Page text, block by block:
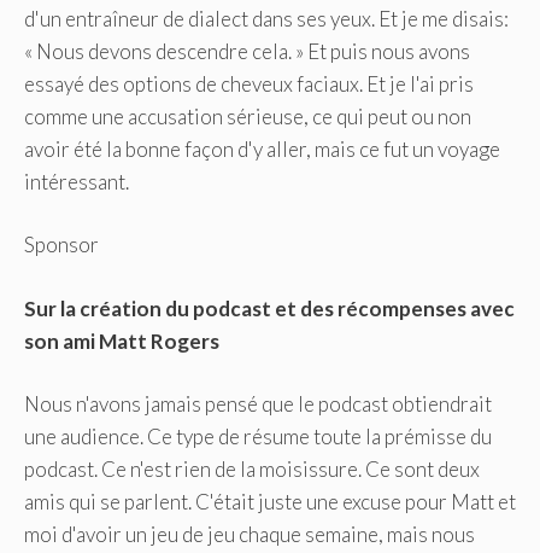
d'un entraîneur de dialect dans ses yeux. Et je me disais:
« Nous devons descendre cela. » Et puis nous avons
essayé des options de cheveux faciaux. Et je l'ai pris
comme une accusation sérieuse, ce qui peut ou non
avoir été la bonne façon d'y aller, mais ce fut un voyage
intéressant.
Sponsor
Sur la création du podcast et des récompenses avec
son ami Matt Rogers
Nous n'avons jamais pensé que le podcast obtiendrait
une audience. Ce type de résume toute la prémisse du
podcast. Ce n'est rien de la moisissure. Ce sont deux
amis qui se parlent. C'était juste une excuse pour Matt et
moi d'avoir un jeu de jeu chaque semaine, mais nous